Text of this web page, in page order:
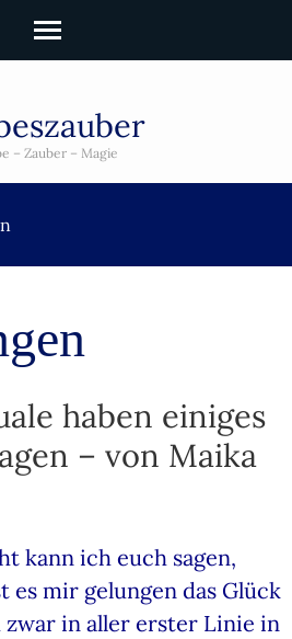
– Zauber – Magie
haben einiges
– von Maika
kann ich euch sagen,
es mir gelungen das Glück
zwar in aller erster Linie in